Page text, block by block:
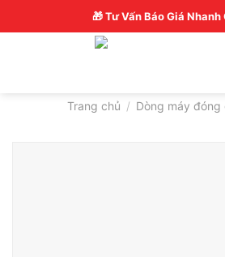
to
Hotline:
Trang chủ / Dòng máy đóng
🎁 Tư Vấn Báo Giá Nhanh